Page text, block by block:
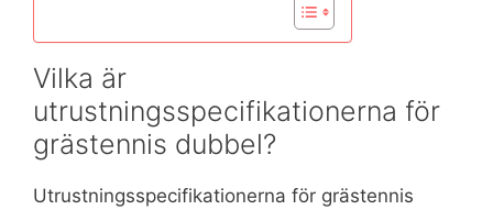
Vilka är
utrustningsspecifikationerna för
grästennis dubbel?
Utrustningsspecifikationerna för grästennis